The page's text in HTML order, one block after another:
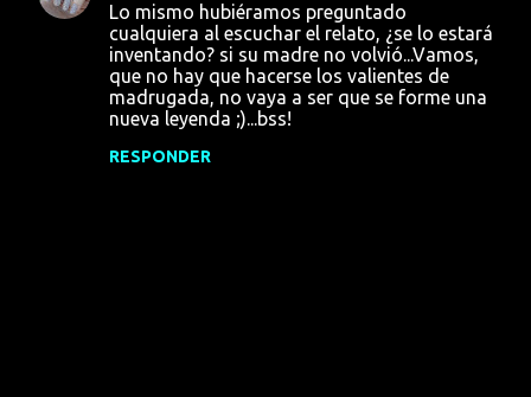
Lo mismo hubiéramos preguntado
cualquiera al escuchar el relato, ¿se lo estará
inventando? si su madre no volvió...Vamos,
que no hay que hacerse los valientes de
madrugada, no vaya a ser que se forme una
nueva leyenda ;)...bss!
RESPONDER